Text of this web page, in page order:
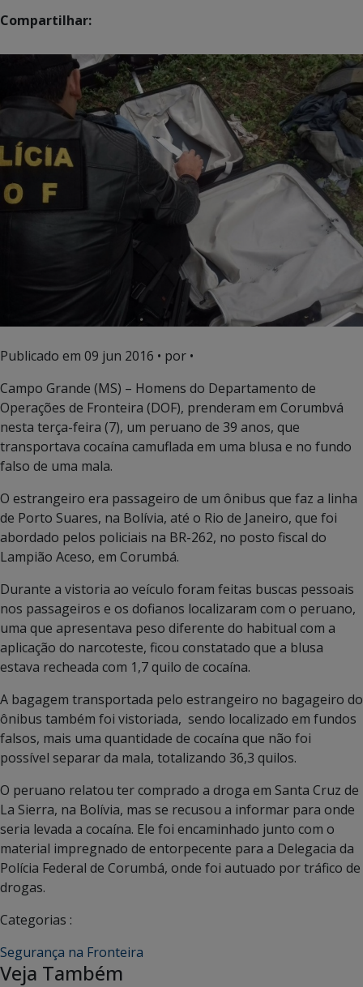
Compartilhar:
Publicado em 09 jun 2016 • por •
Campo Grande (MS) – Homens do Departamento de
Operações de Fronteira (DOF), prenderam em Corumbvá
nesta terça-feira (7), um peruano de 39 anos, que
transportava cocaína camuflada em uma blusa e no fundo
falso de uma mala.
O estrangeiro era passageiro de um ônibus que faz a linha
de Porto Suares, na Bolívia, até o Rio de Janeiro, que foi
abordado pelos policiais na BR-262, no posto fiscal do
Lampião Aceso, em Corumbá.
Durante a vistoria ao veículo foram feitas buscas pessoais
nos passageiros e os dofianos localizaram com o peruano,
uma que apresentava peso diferente do habitual com a
aplicação do narcoteste, ficou constatado que a blusa
estava recheada com 1,7 quilo de cocaína.
A bagagem transportada pelo estrangeiro no bagageiro do
ônibus também foi vistoriada, sendo localizado em fundos
falsos, mais uma quantidade de cocaína que não foi
possível separar da mala, totalizando 36,3 quilos.
O peruano relatou ter comprado a droga em Santa Cruz de
La Sierra, na Bolívia, mas se recusou a informar para onde
seria levada a cocaína. Ele foi encaminhado junto com o
material impregnado de entorpecente para a Delegacia da
Polícia Federal de Corumbá, onde foi autuado por tráfico de
drogas.
Categorias :
Segurança na Fronteira
Veja Também